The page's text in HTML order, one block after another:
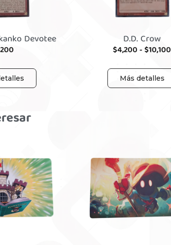
Devotee D.D. Crow
$4,200-$10,100
Más detalles